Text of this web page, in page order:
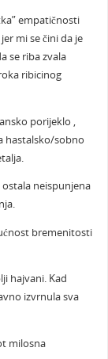
empatičnosti
mi se čini da je
se riba zvala
ribicinog
porijeklo ,
hastalsko/sobno
neispunjena
bremenitosti
hajvani. Kad
izvrnula sva
milosna